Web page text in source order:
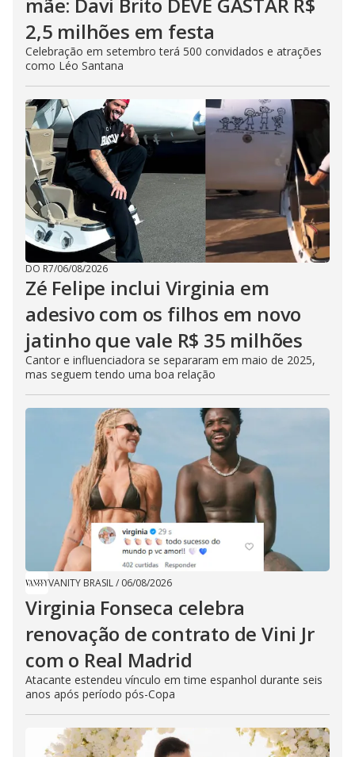
mãe: Davi Brito DEVE GASTAR R$
2,5 milhões em festa
Celebração em setembro terá 500 convidados e atrações
como Léo Santana
DO R7/06/08/2026
Zé Felipe inclui Virginia em
adesivo com os filhos em novo
jatinho que vale R$ 35 milhões
Cantor e influenciadora se separaram em maio de 2025,
mas seguem tendo uma boa relação
VANITY BRASIL/ 06/08/2026
Virginia Fonseca celebra
renovação de contrato de Vini Jr
com o Real Madrid
Atacante estendeu vínculo em time espanhol durante seis
anos após período pós-Copa